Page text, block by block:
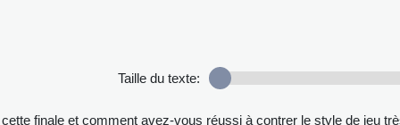
Taille du texte:
finale et comment avez-vous réussi à contrer le style de jeu